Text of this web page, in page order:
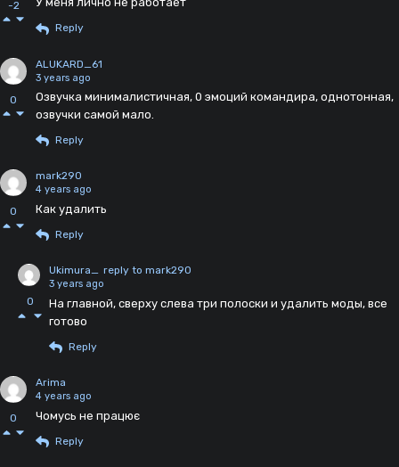
-2
Reply
0
ALUKARD_61
3 years ago
Озвучка минималистичная, 0 эмоций командира, однотонная,
озвучки самой мало.
Reply
0
mark290
4 years ago
Как удалить
Reply
0
Ukimura_ reply to mark290
3 years ago
На главной, сверху слева три полоски и удалить моды, все
готово
Reply
0
Arima
4 years ago
Чомусь не працює
Reply